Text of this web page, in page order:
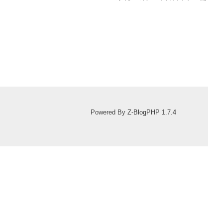
Powered By Z-BlogPHP 1.7.4